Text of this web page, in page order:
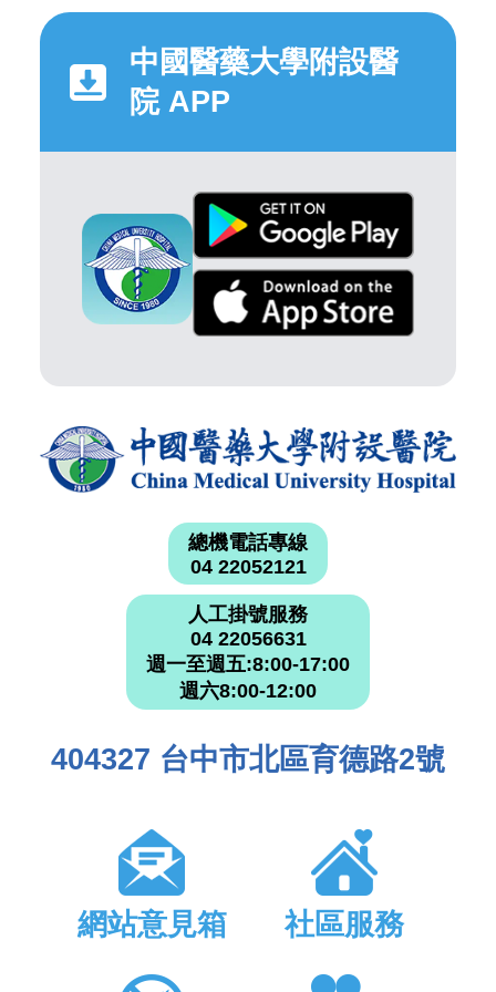
中國醫藥大學附設醫
院 APP
總機電話專線
04 22052121
人工掛號服務
04 22056631
週一至週五:8:00-17:00
週六8:00-12:00
404327 台中市北區育德路2號
網站意見箱 社區服務